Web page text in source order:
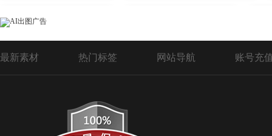
高档楼书设计
中国风房地产楼书设计模板 中国水墨
欧式房产楼书设计
最新素材 热门标签 网站导航 账号充